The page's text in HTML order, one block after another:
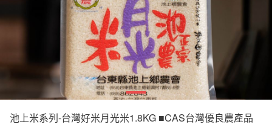
池上米系列-台灣好米月光米1.8KG ■CAS台灣優良農產品